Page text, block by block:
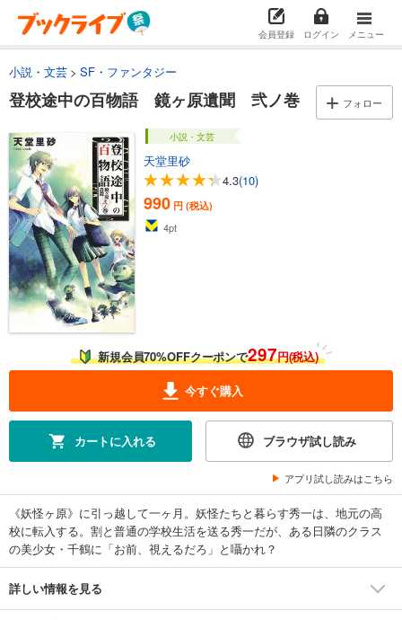
会員登録 ログイン メニュー
小説・文芸 SF・ファンタジー
登校途中の百物語 鏡ヶ原遺聞 弐ノ巻 フォロー
小説・文芸
天堂里砂
4.3(10)
990 円 (税込)
4pt
新規会員70%OFFクーポンで297円(税込)
今すぐ購入
カートに入れる ブラウザ試し読み
アプリ試し読みはこちら
《妖怪ヶ原》に引っ越して一ヶ月。妖怪たちと暮らす秀一は、地元の高
校に転入する。割と普通の学校生活を送る秀一だが、ある日隣のクラス
の美少女・千鶴に「お前、視えるだろ」と囁かれ？
詳しい情報を見る